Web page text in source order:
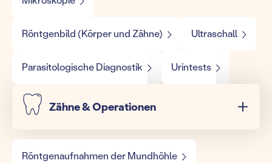
Röntgenbild (Körper und Zähne) Ultraschall
Parasitologische Diagnostik Urintests
Zähne & Operationen
Röntgenaufnahmen der Mundhöhle